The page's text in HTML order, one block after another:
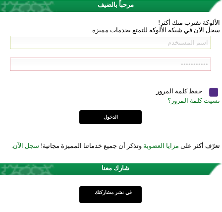
مرحباً بالضيف
الألوكة تقترب منك أكثر!
سجل الآن في شبكة الألوكة للتمتع بخدمات مميزة.
حفظ كلمة المرور
نسيت كلمة المرور؟
تعرّف أكثر على مزايا العضوية وتذكر أن جميع خدماتنا المميزة مجانية! سجل الآن
شارك معنا
في نشر مشاركتك